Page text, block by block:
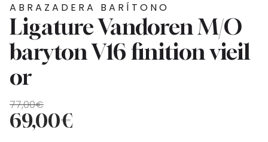
ABRAZADERA BARÍTONO
Ligature Vandoren M/O
baryton V16 finition vieil
or
77,00€
El
precio
original
69,00€
El
precio
actual